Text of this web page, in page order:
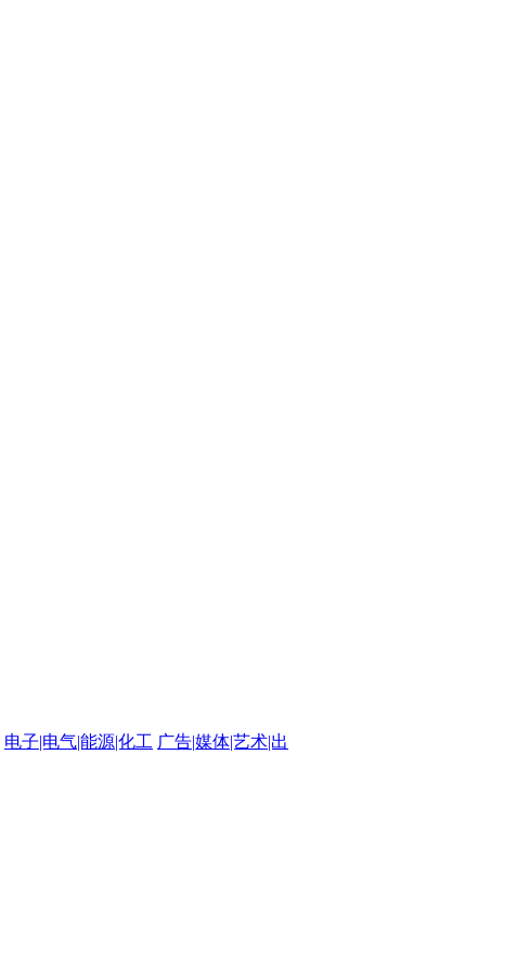
电子|电气|能源|化工 广告|媒体|艺术|出